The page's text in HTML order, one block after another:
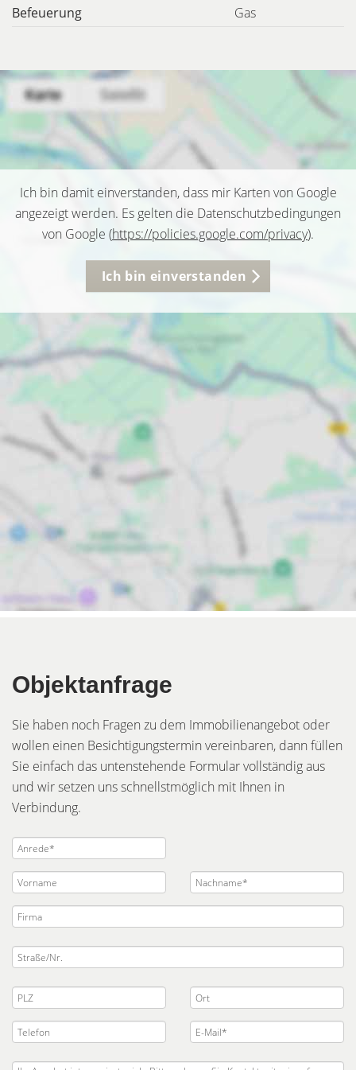
Befeuerung
Gas
Ich bin damit einverstanden, dass mir Karten von Google
angezeigt werden. Es gelten die Datenschutzbedingungen
von Google (https://policies.google.com/privacy).
Ich bin einverstanden
Objektanfrage
Sie haben noch Fragen zu dem Immobilienangebot oder
wollen einen Besichtigungstermin vereinbaren, dann füllen
Sie einfach das untenstehende Formular vollständig aus
und wir setzen uns schnellstmöglich mit Ihnen in
Verbindung.